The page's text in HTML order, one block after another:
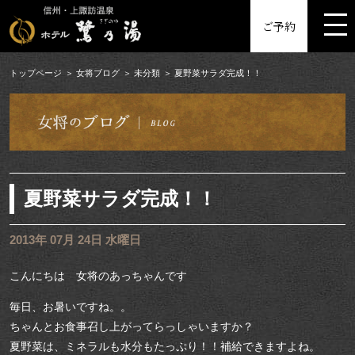
ご予約
トップページ 女将ブログ 未分類 夏野菜サラダ完成！！
夏野菜サラダ完成！！
2013年 07月 24日 水曜日
こんにちは 女将のあっちゃんです
毎日、お暑いですね。。
ちゃんとお食事召し上がってらっしゃいますか？
夏野菜は、ミネラルも水分もたっぷり！！補給できますよね。